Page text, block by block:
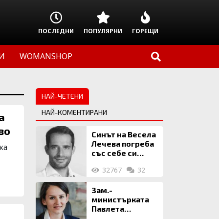
ПОСЛЕДНИ ПОПУЛЯРНИ ГОРЕЩИ
WOMANSHOP
НАЙ-ЧЕТЕНИ
НАЙ-КОМЕНТИРАНИ
Синът на Весела
Лечева погреба
със себе си
млн. евро
32767 32
Зам.-
министърката
Павлета